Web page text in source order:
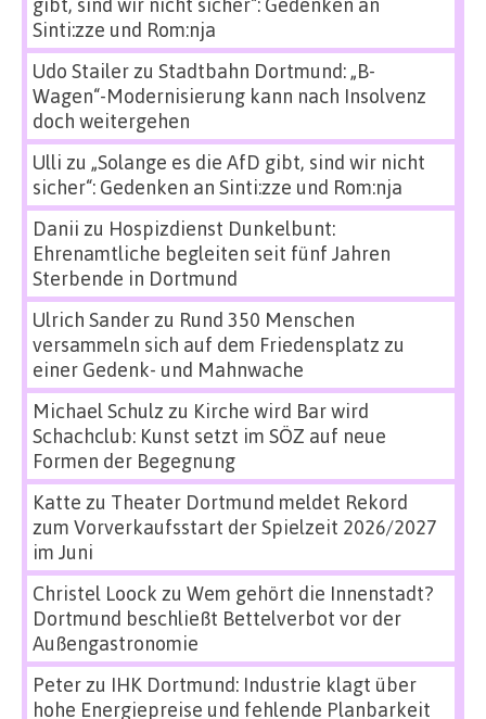
gibt, sind wir nicht sicher“: Gedenken an
Sinti:zze und Rom:nja
Udo Stailerzu Stadtbahn Dortmund: „B-
Wagen“-Modernisierung kann nach Insolvenz
doch weitergehen
Ulli zu „Solange es die AfD gibt, sind wir nicht
sicher“: Gedenken an Sinti:zze und Rom:nja
Danii zu Hospizdienst Dunkelbunt:
Ehrenamtliche begleiten seit fünf Jahren
Sterbende in Dortmund
Ulrich Sanderzu Rund 350 Menschen
versammeln sich auf dem Friedensplatz zu
einer Gedenk- und Mahnwache
Michael Schulz zu Kirche wird Bar wird
Schachclub: Kunst setzt im SÖZ auf neue
Formen der Begegnung
Katte zu Theater Dortmund meldet Rekord
zum Vorverkaufsstart der Spielzeit 2026/2027
im Juni
Christel Loock zu Wem gehört die Innenstadt?
Dortmund beschließt Bettelverbot vor der
Außengastronomie
Peterzu IHK Dortmund: Industrie klagt über
hohe Energiepreise und fehlende Planbarkeit